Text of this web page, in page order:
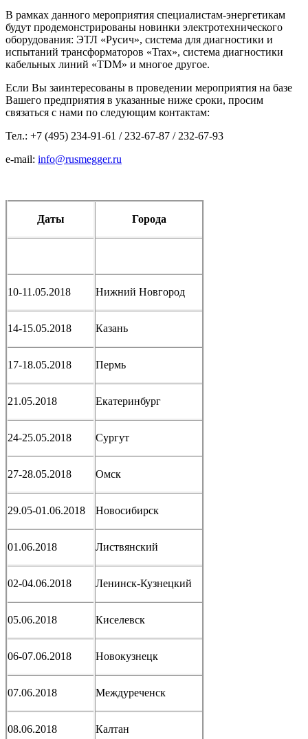
В рамках данного мероприятия специалистам-энергетикам
будут продемонстрированы новинки электротехнического
оборудования: ЭТЛ «Русич», система для диагностики и
испытаний трансформаторов «Trax», система диагностики
кабельных линий «TDM» и многое другое.
Если Вы заинтересованы в проведении мероприятия на базе
Вашего предприятия в указанные ниже сроки, просим
связаться с нами по следующим контактам:
Тел.: +7 (495) 234-91-61 / 232-67-87 / 232-67-93
e-mail: info@rusmegger.ru
Даты Города
10-11.05.2018 Нижний Новгород
14-15.05.2018 Казань
17-18.05.2018 Пермь
21.05.2018 Екатеринбург
24-25.05.2018 Сургут
27-28.05.2018 Омск
29.05-01.06.2018 Новосибирск
01.06.2018 Листвянский
02-04.06.2018 Ленинск-Кузнецкий
05.06.2018 Киселевск
06-07.06.2018 Новокузнецк
07.06.2018 Междуреченск
08.06.2018 Калтан